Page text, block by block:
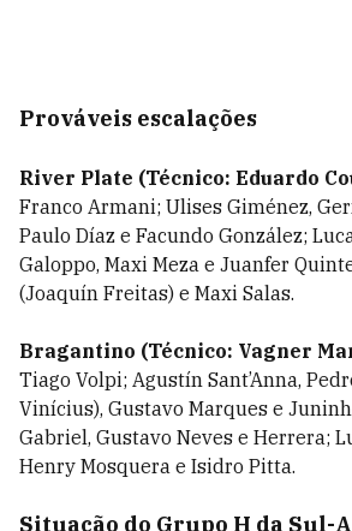
Prováveis escalações
River Plate (Técnico: Eduardo
Franco Armani; Ulises Giménez,
Paulo Díaz e Facundo González;
Galoppo, Maxi Meza e Juanfer
(Joaquín Freitas) e Maxi Salas.
Bragantino (Técnico: Vagner
Tiago Volpi; Agustín Sant’Anna,
Vinícius), Gustavo Marques e
Gabriel, Gustavo Neves e Herrera;
Henry Mosquera e Isidro Pitta.
Situação do Grupo H da Sul-